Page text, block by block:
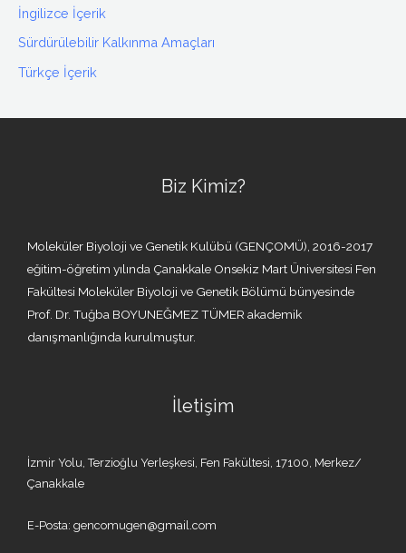
İngilizce İçerik
Sürdürülebilir Kalkınma Amaçları
Türkçe İçerik
Biz Kimiz?
Moleküler Biyoloji ve Genetik Kulübü (GENÇOMÜ), 2016-2017
eğitim-öğretim yılında Çanakkale Onsekiz Mart Üniversitesi Fen
Fakültesi Moleküler Biyoloji ve Genetik Bölümü bünyesinde
Prof. Dr. Tuğba BOYUNEĞMEZ TÜMER akademik
danışmanlığında kurulmuştur.
İletişim
İzmir Yolu, Terzioğlu Yerleşkesi, Fen Fakültesi, 17100, Merkez/
Çanakkale
E-Posta: gencomugen@gmail.com